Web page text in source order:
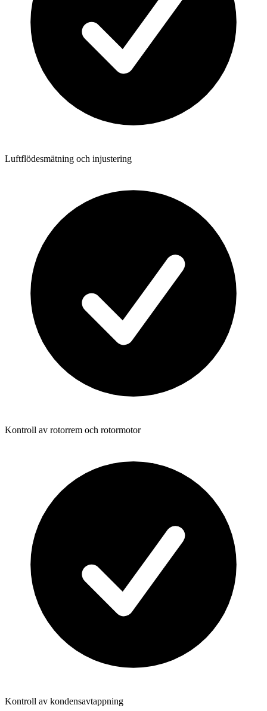
Luftflödesmätning och injustering
Kontroll av rotorrem och rotormotor
Kontroll av kondensavtappning